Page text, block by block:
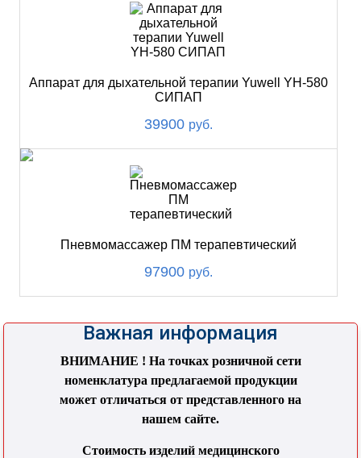
Аппарат для дыхательной терапии Yuwell YH-580
СИПАП
39900 руб.
Пневмомассажер ПМ терапевтический
97900 руб.
Важная информация
ВНИМАНИЕ ! На точках розничной сети
номенклатура предлагаемой продукции
может отличаться от представленного на
нашем сайте.
Стоимость изделий медицинского